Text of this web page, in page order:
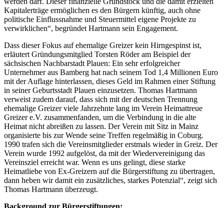
Kapitalerträge ermöglichen es den Bürgern künftig, auch ohne
politische Einflussnahme und Steuermittel eigene Projekte zu
verwirklichen“, begründet Hartmann sein Engagement.
Dass dieser Fokus auf ehemalige Greizer kein Hirngespinst ist,
erläutert Gründungsmitglied Torsten Röder am Beispiel der
sächsischen Nachbarstadt Plauen: Ein sehr erfolgreicher
Unternehmer aus Bamberg hat nach seinem Tod 1,4 Millionen Euro
mit der Auflage hinterlassen, dieses Geld im Rahmen einer Stiftung
in seiner Geburtsstadt Plauen einzusetzen. Thomas Hartmann
verweist zudem darauf, dass sich mit der deutschen Trennung
ehemalige Greizer viele Jahrzehnte lang im Verein Heimattreue
Greizer e.V. zusammenfanden, um die Verbindung in die alte
Heimat nicht abreißen zu lassen. Der Verein mit Sitz in Mainz
organisierte bis zur Wende seine Treffen regelmäßig in Coburg.
1990 trafen sich die Vereinsmitglieder erstmals wieder in Greiz. Der
Verein wurde 1992 aufgelöst, da mit der Wiedervereinigung das
Vereinsziel erreicht war. Wenn es uns gelingt, diese starke
Heimatliebe von Ex-Greizern auf die Bürgerstiftung zu übertragen,
dann heben wir damit ein zusätzliches, starkes Potenzial“, zeigt sich
Thomas Hartmann überzeugt.
Background zur Bürgerstiftungen: